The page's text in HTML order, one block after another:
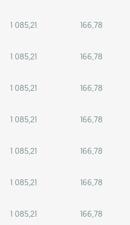
1 085,21 166,78
1 085,21 166,78
1 085,21 166,78
1 085,21 166,78
1 085,21 166,78
1 085,21 166,78
1 085,21 166,78